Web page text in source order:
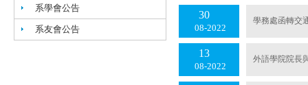
系學會公告
系友會公告 08 2022
30 學務處函轉交
08 2022
13 外語學院院長